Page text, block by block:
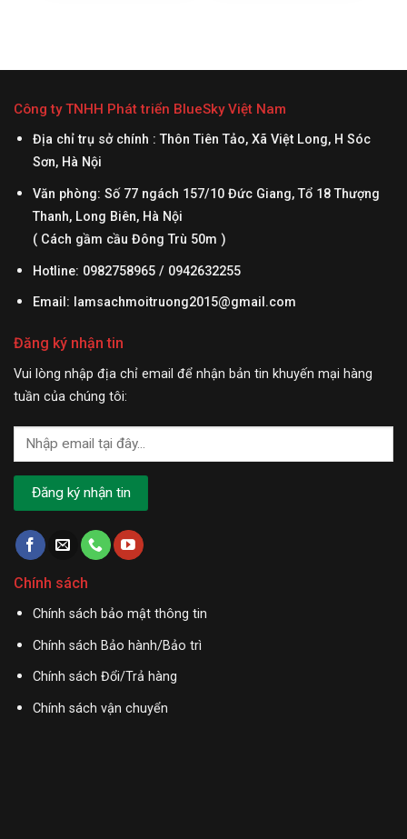
Công ty TNHH Phát triển BlueSky Việt Nam
Địa chỉ trụ sở chính : Thôn Tiên Tảo, Xã Việt Long, H Sóc
Sơn, Hà Nội
Văn phòng: Số 77 ngách 157/10 Đức Giang, Tổ 18 Thượng
Thanh, Long Biên, Hà Nội
( Cách gầm cầu Đông Trù 50m )
Hotline: 0982758965 / 0942632255
Email: lamsachmoitruong2015@gmail.com
Đăng ký nhận tin
Vui lòng nhập địa chỉ email để nhận bản tin khuyến mại hàng
tuần của chúng tôi:
Chính sách
Chính sách bảo mật thông tin
Chính sách Bảo hành/Bảo trì
Chính sách Đổi/Trả hàng
Chính sách vận chuyển